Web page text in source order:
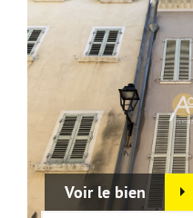
Voir le bien